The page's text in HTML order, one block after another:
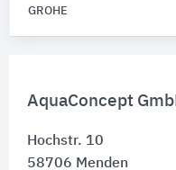
AquaConcept
Hochstr. 10
58706 Menden
GROHE